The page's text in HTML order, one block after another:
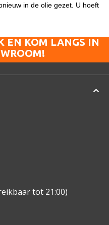
in de olie gezet. U hoeft
EN KOM LANGS IN
tot 21:00)